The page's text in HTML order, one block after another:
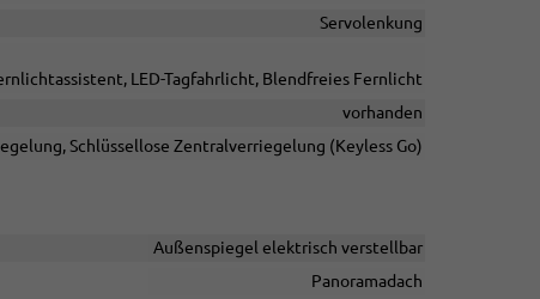
Servolenkung
LED-Tagfahrlicht, Blendfreies Fernlicht
vorhanden
Schlüssellose Zentralverriegelung (Keyless Go)
Außenspiegel elektrisch verstellbar
Panoramadach